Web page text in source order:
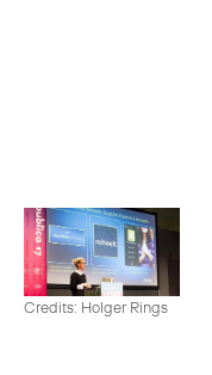
Credits: Holger Rings